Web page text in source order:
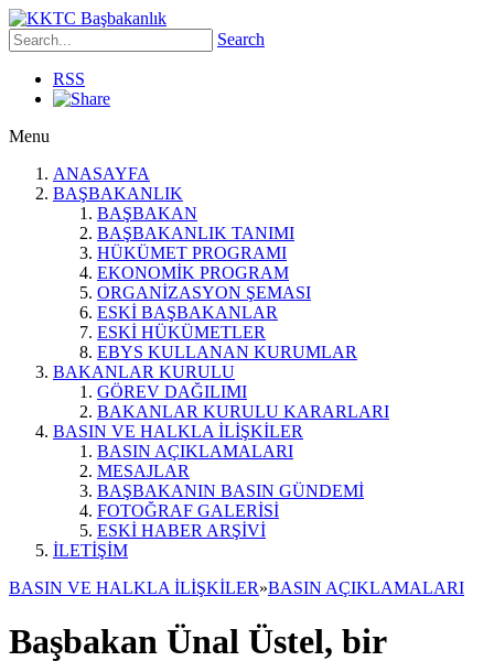
Search
RSS
Menu
ANASAYFA
BAŞBAKANLIK
BAŞBAKAN
BAŞBAKANLIK TANIMI
HÜKÜMET PROGRAMI
EKONOMİK PROGRAM
ORGANİZASYON ŞEMASI
ESKİ BAŞBAKANLAR
ESKİ HÜKÜMETLER
EBYS KULLANAN KURUMLAR
BAKANLAR KURULU
GÖREV DAĞILIMI
BAKANLAR KURULU KARARLARI
BASIN VE HALKLA İLİŞKİLER
BASIN AÇIKLAMALARI
MESAJLAR
BAŞBAKANIN BASIN GÜNDEMİ
FOTOĞRAF GALERİSİ
ESKİ HABER ARŞİVİ
İLETİŞİM
BASIN VE HALKLA İLİŞKİLER»BASIN AÇIKLAMALARI
Başbakan Ünal Üstel, bir